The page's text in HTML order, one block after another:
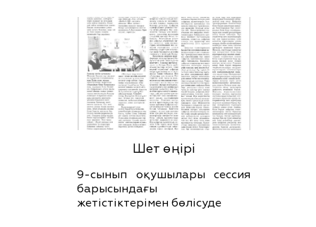
Шет өңірі
9-сынып оқушылары сессия
барысындағы
жетістіктерімен бөлісуде